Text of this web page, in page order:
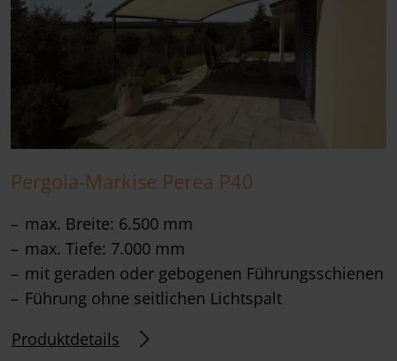
Pergola-Markise Perea P40
max. Breite: 6.500 mm
max. Tiefe: 7.000 mm
mit geraden oder gebogenen Führungsschienen
Führung ohne seitlichen Lichtspalt
Produktdetails